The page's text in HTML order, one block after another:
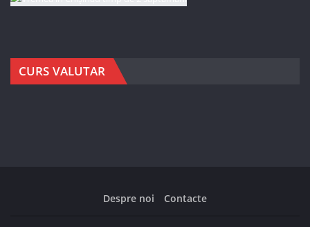
CURS VALUTAR
Despre noi Contacte